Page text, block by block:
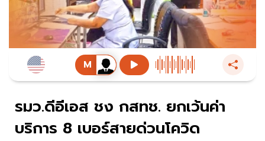
รมว.ดีอีเอส ชง กสทช. ยกเว้นค่า
บริการ 8 เบอร์สายด่วนโควิด